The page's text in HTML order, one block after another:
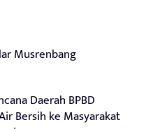
Musrenbang
Daerah BPBD
Bersih ke Masyarakat